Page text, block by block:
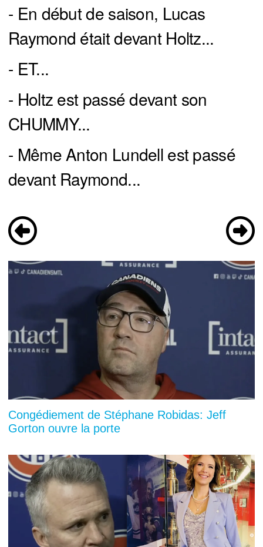
- En début de saison, Lucas
Raymond était devant Holtz...
- ET...
- Holtz est passé devant son
CHUMMY...
- Même Anton Lundell est passé
devant Raymond...
Congédiement de Stéphane Robidas: Jeff
Gorton ouvre la porte